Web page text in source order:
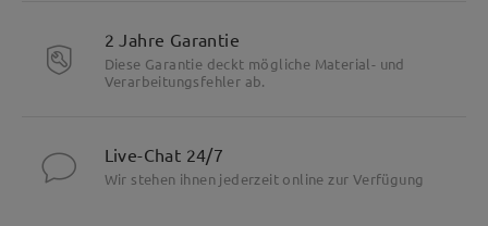
2 Jahre Garantie
Diese Garantie deckt mögliche Material- und
Verarbeitungsfehler ab.
Live-Chat 24/7
Wir stehen ihnen jederzeit online zur Verfügung